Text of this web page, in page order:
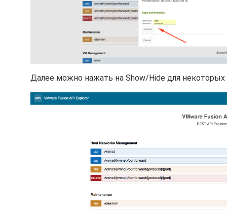
Далее можно нажать на Show/Hide для